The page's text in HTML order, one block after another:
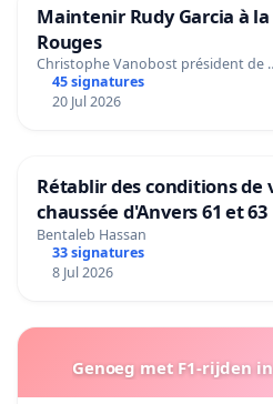
Maintenir Rudy Garcia à
Rouges
Christophe Vanobost président de
45 signatures
20 Jul 2026
Rétablir des conditions de
chaussée d'Anvers 61 et 63
Bentaleb Hassan
33 signatures
8 Jul 2026
Genoeg met F1-rijden